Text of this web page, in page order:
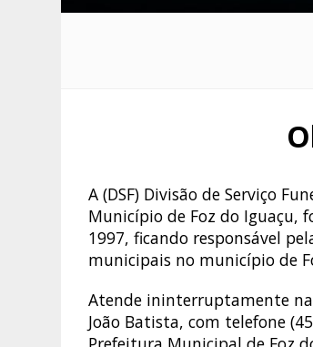
A (DSF) Divisão de Serviço
Município de Foz do Iguaçu,
1997, ficando responsável
municipais no município de
Atende ininterruptamente na
João Batista, com telefone